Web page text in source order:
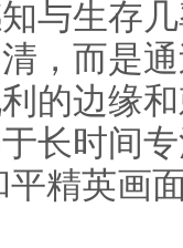
与生存
，而是
的边缘
长时间
精英画